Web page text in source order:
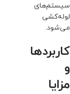
سیستم‌های
لوله‌کشی
می‌شود.
کاربردها
و
مزایا